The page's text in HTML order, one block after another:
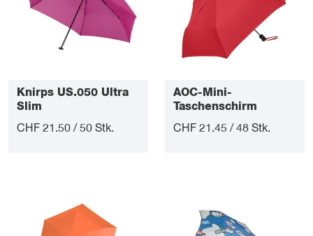
Knirps US.050 Ultra
Slim
CHF 21.50 / 50 Stk.
AOC-Mini-
Taschenschirm
CHF 21.45 / 48 Stk.